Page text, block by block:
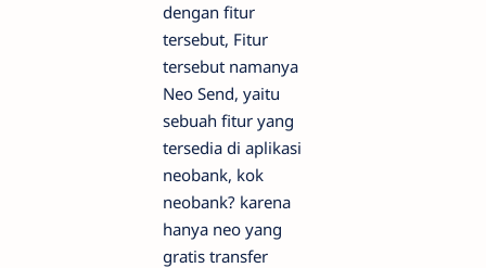
dengan fitur
tersebut, Fitur
tersebut namanya
Neo Send, yaitu
sebuah fitur yang
tersedia di aplikasi
neobank, kok
neobank? karena
hanya neo yang
gratis transfer